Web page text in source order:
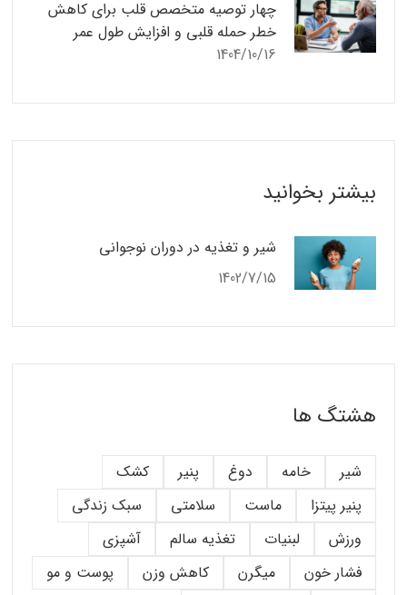
چهار توصیه متخصص قلب برای کاهش
خطر حمله قلبی و افزایش طول عمر
1404/10/16
بیشتر بخوانید
شیر و تغذیه در دوران نوجوانی
1402/7/15
هشتگ ها
شیر خامه دوغ پنیر
کشک
پنیر پیتزا
ماست سلامتی
سبک زندگی
ورزش
لبنیات تغذیه سالم
آشپزی
فشار خون
میگرن کاهش وزن
پوست و مو